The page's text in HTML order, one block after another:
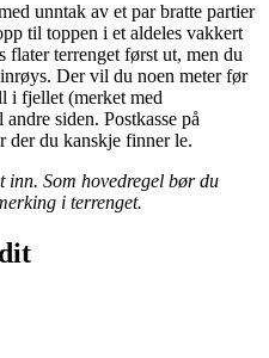
unntak av et par bratte partier
til toppen i et aldeles vakkert
flater terrenget først ut, men du
Der vil du noen meter før
i fjellet (merket med
siden. Postkasse på
der du kanskje finner le.
inn. Som hovedregel bør du
i terrenget.